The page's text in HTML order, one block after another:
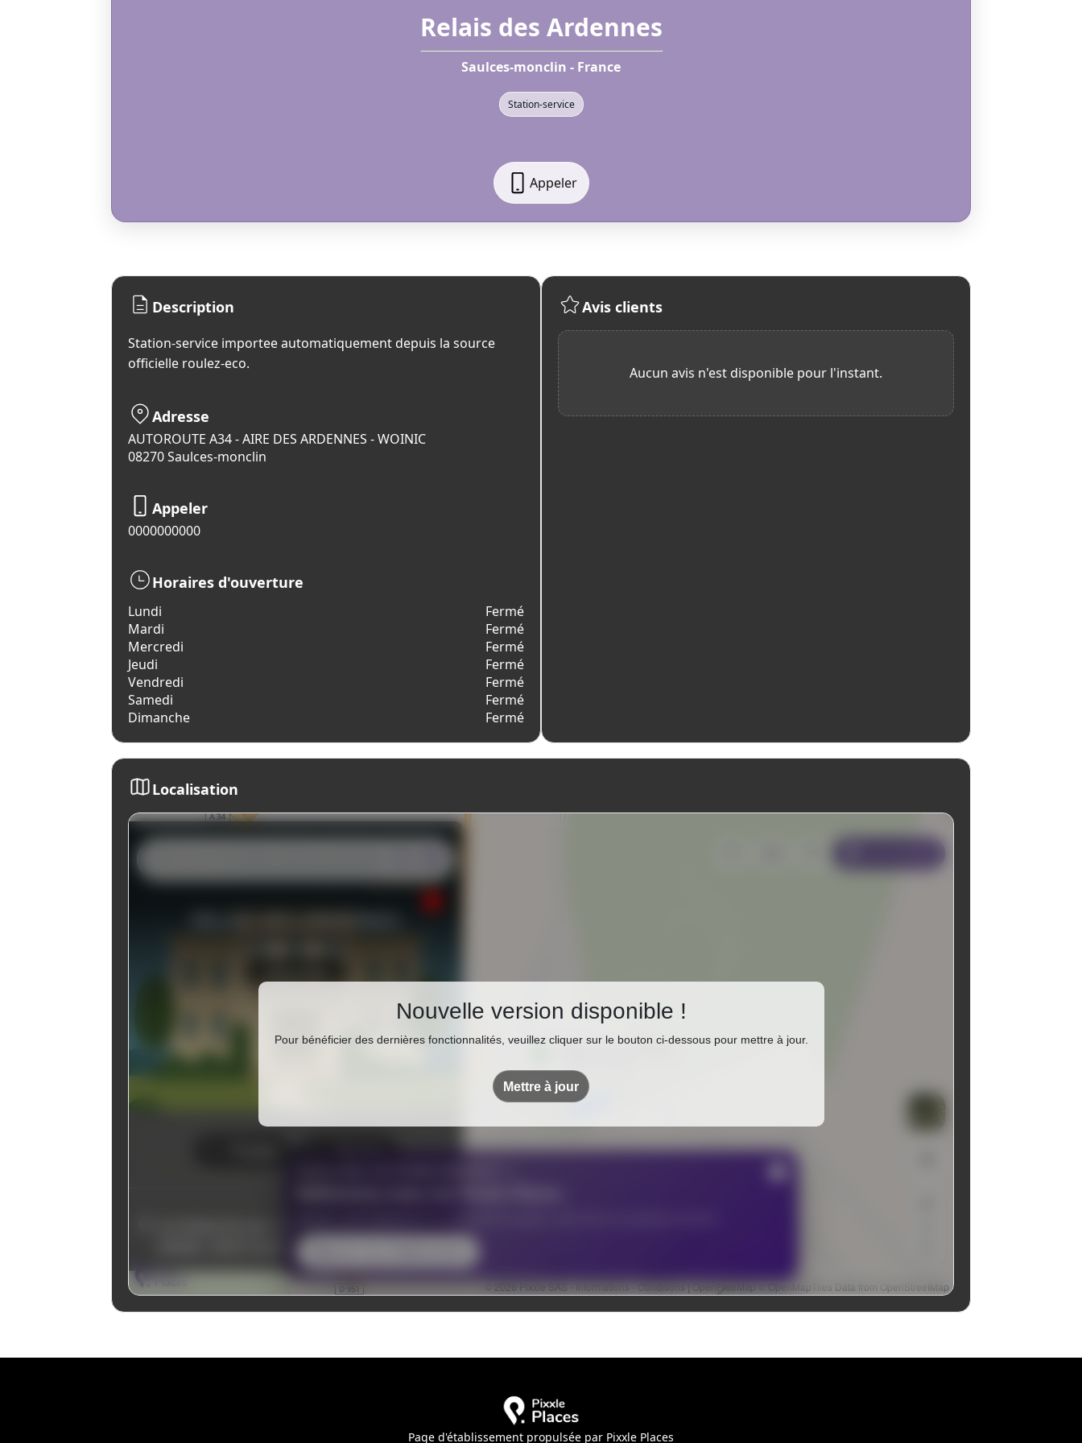
Relais des Ardennes
Saulces-monclin - France
Station-service
Appeler
Description
Station-service importee automatiquement depuis la source
officielle roulez-eco.
Adresse
AUTOROUTE A34 - AIRE DES ARDENNES - WOINIC
08270 Saulces-monclin
Appeler
0000000000
Horaires d'ouverture
Lundi
Fermé
Mardi
Fermé
Mercredi
Fermé
Jeudi
Fermé
Vendredi
Fermé
Samedi
Fermé
Dimanche
Fermé
Avis clients
Aucun avis n'est disponible pour l'instant.
Localisation
Page d'établissement propulsée par Pixxle Places